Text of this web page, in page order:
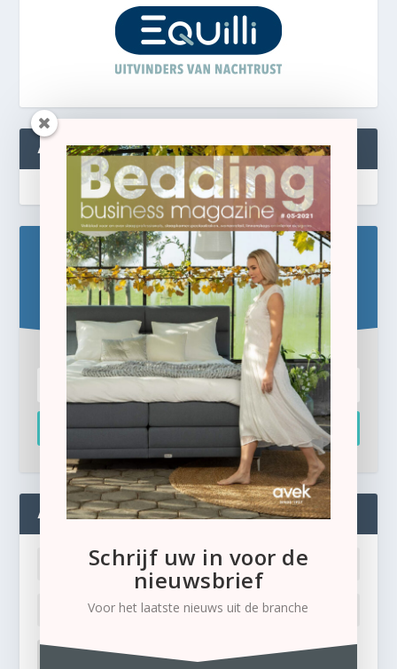
ABONNEREN
Blijf op de hoogte!
Schrijf u hier in voor de gratis e-newsletter.
Inschrijven
ADMIN
Ik ben mijn wachtwoord kwijt
Schrijf uw in voor de
nieuwsbrief
Voor het laatste nieuws uit de branche